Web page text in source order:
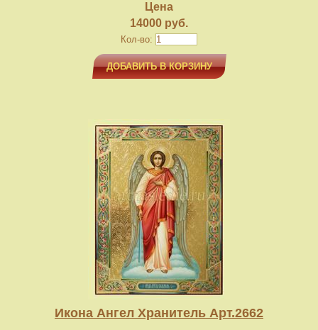
Цена
14000 руб.
Кол-во:
ДОБАВИТЬ В КОРЗИНУ
Икона Ангел Хранитель Арт.2662